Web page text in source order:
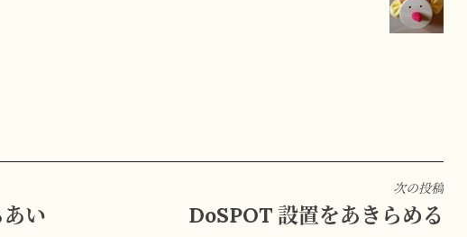
い
次の投稿
DoSPOT 設置をあきらめる